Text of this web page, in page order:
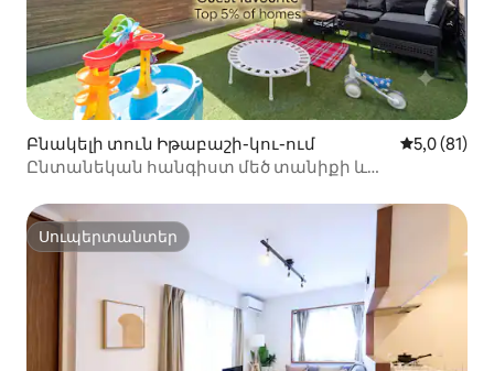
Ննջասենյակ 1՝ 1 մեծ երկտեղանի
մահճակալ Ննջասենյակ 2՝ երկու
կիսակրկնակ մահճակալ
Բնակելի տուն Իթաբաշի-կու-ում Միջին
5,0 (81)
Ընտանեկան հանգիստ մեծ տանիքի և
Իկեբուկիի տարածք | 3 ննջասենյակ | 7 մահճակալ
| Տանիք
Սուպերտանտեր
Սուպերտանտեր